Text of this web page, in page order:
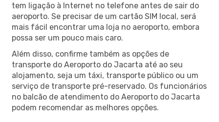
tem ligação à Internet no telefone antes de sair do
aeroporto. Se precisar de um cartão SIM local, será
mais fácil encontrar uma loja no aeroporto, embora
possa ser um pouco mais caro.
Além disso, confirme também as opções de
transporte do Aeroporto do Jacarta até ao seu
alojamento, seja um táxi, transporte público ou um
serviço de transporte pré-reservado. Os funcionários
no balcão de atendimento do Aeroporto do Jacarta
podem recomendar as melhores opções.